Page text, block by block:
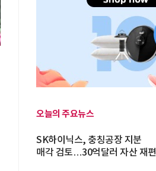
오늘의 주요뉴스
SK하이닉스, 충칭공장 지분
매각 검토…30억달러 자산 재편